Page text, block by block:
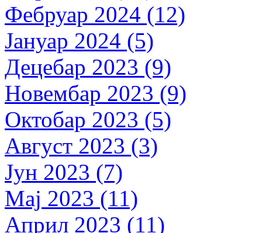
Фебруар 2024 (12)
Јануар 2024 (5)
Децебар 2023 (9)
Новембар 2023 (9)
Октобар 2023 (5)
Август 2023 (3)
Јун 2023 (7)
Мај 2023 (11)
Април 2023 (11)